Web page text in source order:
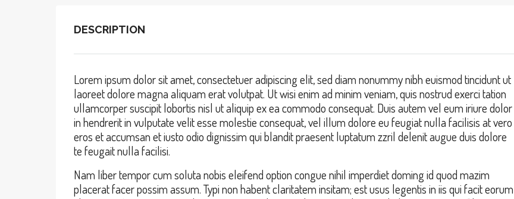
DESCRIPTION
Lorem ipsum dolor sit amet, consectetuer adipiscing elit, sed diam nonummy nibh euismod tincidunt ut
laoreet dolore magna aliquam erat volutpat. Ut wisi enim ad minim veniam, quis nostrud exerci tation
ullamcorper suscipit lobortis nisl ut aliquip ex ea commodo consequat. Duis autem vel eum iriure dolor
in hendrerit in vulputate velit esse molestie consequat, vel illum dolore eu feugiat nulla facilisis at vero
eros et accumsan et iusto odio dignissim qui blandit praesent luptatum zzril delenit augue duis dolore
te feugait nulla facilisi.
Nam liber tempor cum soluta nobis eleifend option congue nihil imperdiet doming id quod mazim
placerat facer possim assum. Typi non habent claritatem insitam; est usus legentis in iis qui facit eorum